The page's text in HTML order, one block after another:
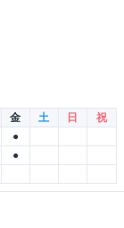
金 土 日
祝
●
●